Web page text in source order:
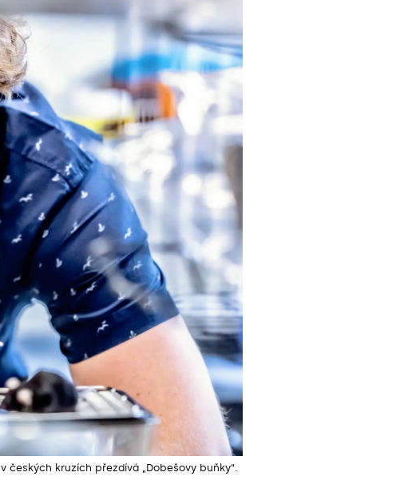
kruzích přezdívá „Dobešovy buňky“.